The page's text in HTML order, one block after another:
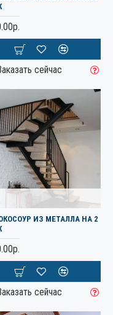
сейчас
ИЗ МЕТАЛЛА НА 2
сейчас